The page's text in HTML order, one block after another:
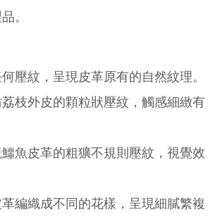
。
壓紋，呈現皮革原有的自然紋理。
枝外皮的顆粒狀壓紋，觸感細緻有
魚皮革的粗獷不規則壓紋，視覺效
編織成不同的花樣，呈現細膩繁複